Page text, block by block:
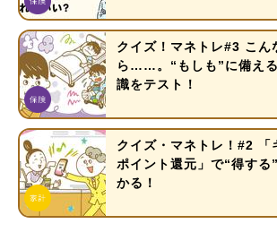
クイズ！マネトレ#3 こん
ら……。“もしも”に備え
識をテスト！
クイズ・マネトレ！#2 「
ポイント還元」で“得する
かる！